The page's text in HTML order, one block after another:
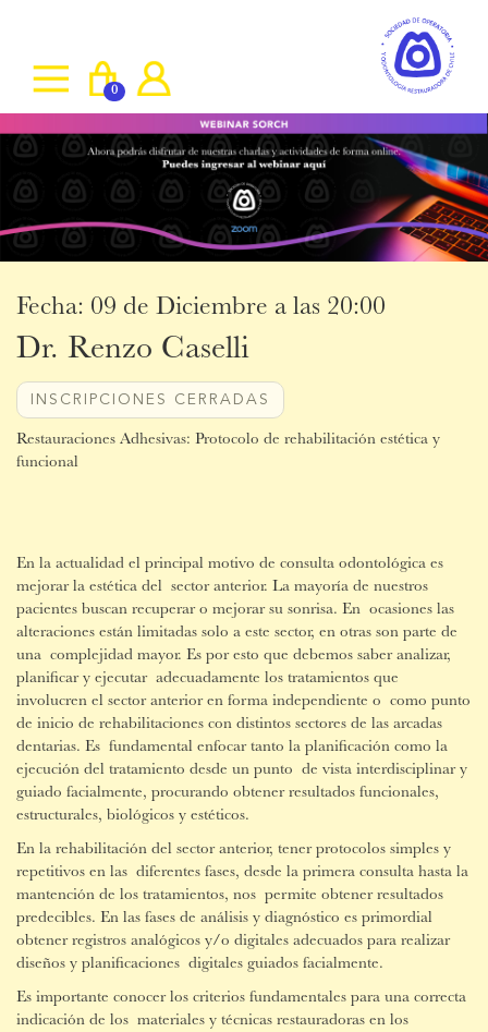
0
Fecha: 09 de Diciembre a las 20:00
Dr. Renzo Caselli
INSCRIPCIONES CERRADAS
Restauraciones Adhesivas: Protocolo de rehabilitación estética y
funcional
En la actualidad el principal motivo de consulta odontológica es
mejorar la estética del sector anterior. La mayoría de nuestros
pacientes buscan recuperar o mejorar su sonrisa. En ocasiones las
alteraciones están limitadas solo a este sector, en otras son parte de
una complejidad mayor. Es por esto que debemos saber analizar,
planificar y ejecutar adecuadamente los tratamientos que
involucren el sector anterior en forma independiente o como punto
de inicio de rehabilitaciones con distintos sectores de las arcadas
dentarias. Es fundamental enfocar tanto la planificación como la
ejecución del tratamiento desde un punto de vista interdisciplinar y
guiado facialmente, procurando obtener resultados funcionales,
estructurales, biológicos y estéticos.
En la rehabilitación del sector anterior, tener protocolos simples y
repetitivos en las diferentes fases, desde la primera consulta hasta la
mantención de los tratamientos, nos permite obtener resultados
predecibles. En las fases de análisis y diagnóstico es primordial
obtener registros analógicos y/o digitales adecuados para realizar
diseños y planificaciones digitales guiados facialmente.
Es importante conocer los criterios fundamentales para una correcta
indicación de los materiales y técnicas restauradoras en los